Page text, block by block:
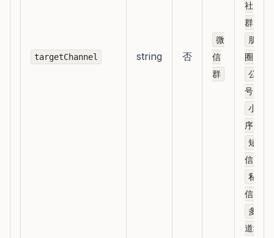
targetChannel string 否
微
信
群
社
群
朋友
圈
公众
号
小程
序
短
信
私
信
多渠
道组